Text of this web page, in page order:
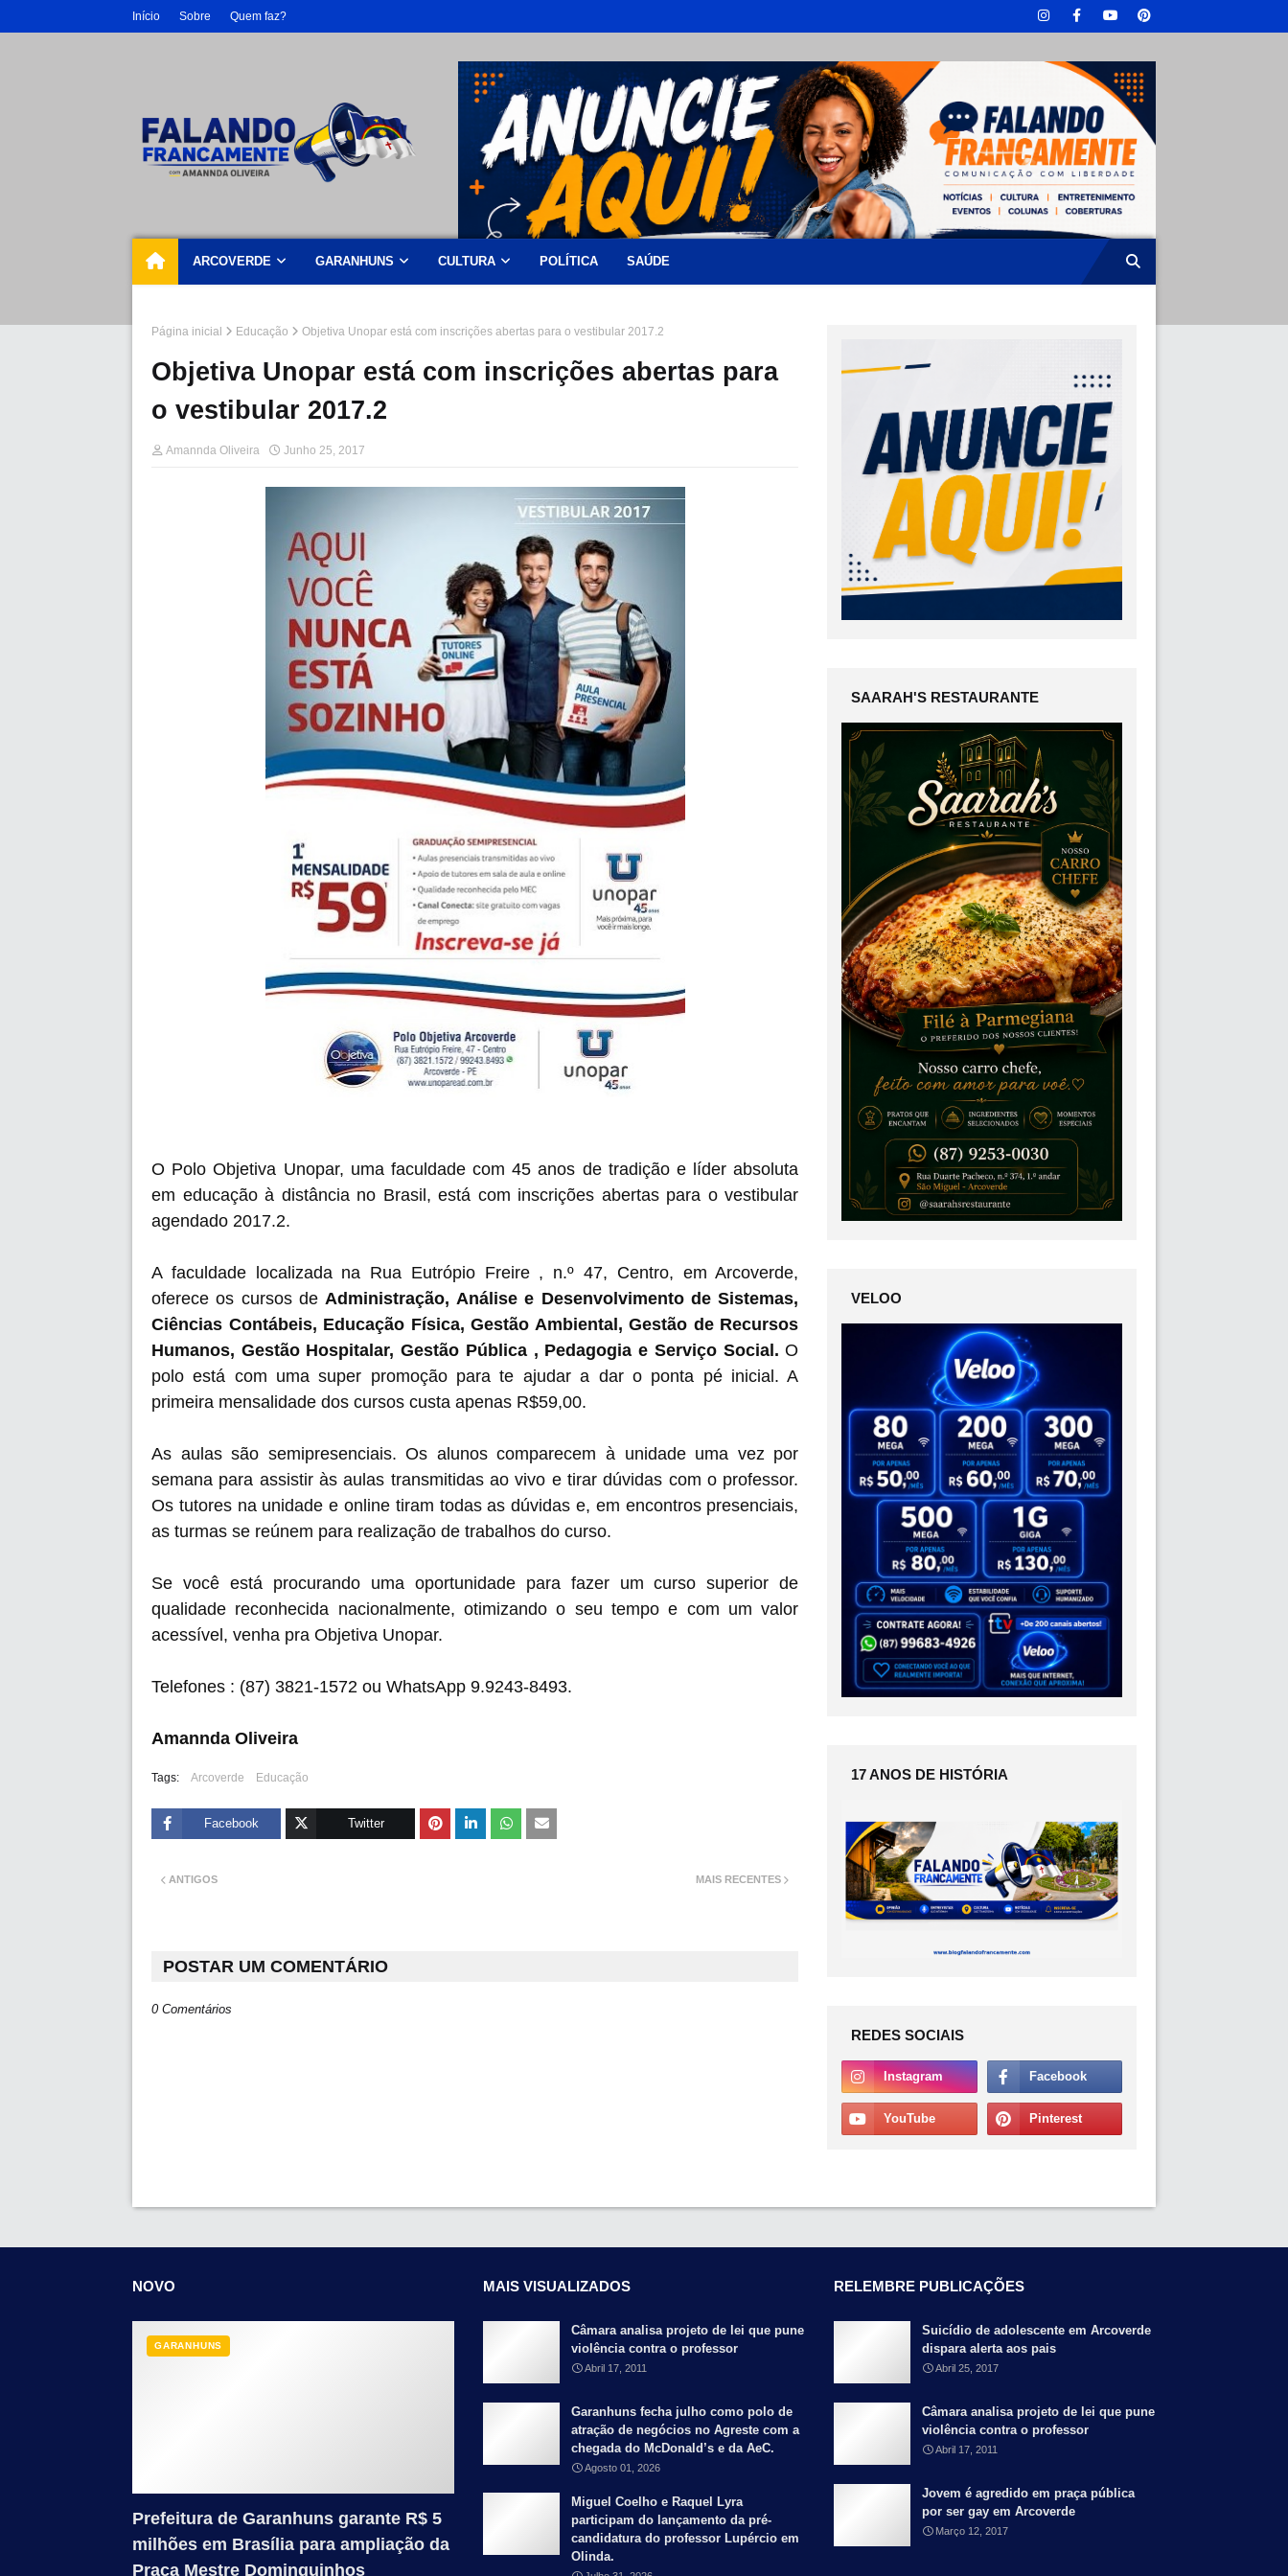
Início Sobre Quem faz?
ARCOVERDE GARANHUNS CULTURA POLÍTICA SAÚDE
Página inicial Educação Objetiva Unopar está com inscrições abertas para o vestibular 2017.2
Objetiva Unopar está com inscrições abertas para
o vestibular 2017.2
Amannda Oliveira Junho 25, 2017
O Polo Objetiva Unopar, uma faculdade com 45 anos de tradição e líder absoluta
em educação à distância no Brasil, está com inscrições abertas para o vestibular
agendado 2017.2.
A faculdade localizada na Rua Eutrópio Freire , n.º 47, Centro, em Arcoverde,
oferece os cursos deAdministração, Análise e Desenvolvimento de Sistemas,
Ciências Contábeis, Educação Física, Gestão Ambiental, Gestão de Recursos
Humanos, Gestão Hospitalar, Gestão Pública , Pedagogia e Serviço Social. O
polo está com uma super promoção para te ajudar a dar o ponta pé inicial. A
primeira mensalidade dos cursos custa apenas R$59,00.
As aulas são semipresenciais. Os alunos comparecem à unidade uma vez por
semana para assistir às aulas transmitidas ao vivo e tirar dúvidas com o professor.
Os tutores na unidade e online tiram todas as dúvidas e, em encontros presenciais,
as turmas se reúnem para realização de trabalhos do curso.
Se você está procurando uma oportunidade para fazer um curso superior de
qualidade reconhecida nacionalmente, otimizando o seu tempo e com um valor
acessível, venha pra Objetiva Unopar.
Telefones : (87) 3821-1572 ou WhatsApp 9.9243-8493.
Amannda Oliveira
Tags: Arcoverde Educação
Facebook Twitter
MAIS RECENTES
ANTIGOS
POSTAR UM COMENTÁRIO
0 Comentários
SAARAH'S RESTAURANTE
VELOO
17 ANOS DE HISTÓRIA
REDES SOCIAIS
NOVO
GARANHUNS
Prefeitura de Garanhuns garante R$ 5
milhões em Brasília para ampliação da
Praça Mestre Dominguinhos
MAIS VISUALIZADOS
Câmara analisa projeto de lei que pune
violência contra o professor
Abril 17, 2011
Garanhuns fecha julho como polo de
atração de negócios no Agreste com a
chegada do McDonald’s e da AeC.
Agosto 01, 2026
Miguel Coelho e Raquel Lyra
participam do lançamento da pré-
candidatura do professor Lupércio em
Olinda.
RELEMBRE PUBLICAÇÕES
Suicídio de adolescente em Arcoverde
dispara alerta aos pais
Abril 25, 2017
Câmara analisa projeto de lei que pune
violência contra o professor
Abril 17, 2011
Jovem é agredido em praça pública
por ser gay em Arcoverde
Março 12, 2017